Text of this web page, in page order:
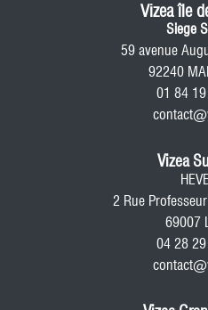
Vizea île
Siege
59 avenue
92240
01 84
Vizea
2 Rue
69007
04 28